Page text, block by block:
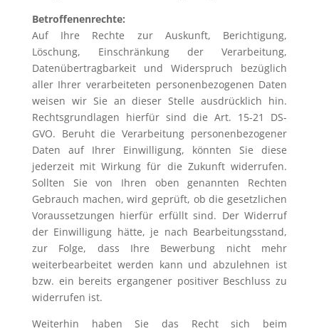
Betroffenenrechte:
Auf Ihre Rechte zur Auskunft, Berichtigung,
Löschung, Einschränkung der Verarbeitung,
Datenübertragbarkeit und Widerspruch bezüglich
aller Ihrer verarbeiteten personenbezogenen Daten
weisen wir Sie an dieser Stelle ausdrücklich hin.
Rechtsgrundlagen hierfür sind die Art. 15-21 DS-
GVO. Beruht die Verarbeitung personenbezogener
Daten auf Ihrer Einwilligung, könnten Sie diese
jederzeit mit Wirkung für die Zukunft widerrufen.
Sollten Sie von Ihren oben genannten Rechten
Gebrauch machen, wird geprüft, ob die gesetzlichen
Voraussetzungen hierfür erfüllt sind. Der Widerruf
der Einwilligung hätte, je nach Bearbeitungsstand,
zur Folge, dass Ihre Bewerbung nicht mehr
weiterbearbeitet werden kann und abzulehnen ist
bzw. ein bereits ergangener positiver Beschluss zu
widerrufen ist.
Weiterhin haben Sie das Recht sich beim